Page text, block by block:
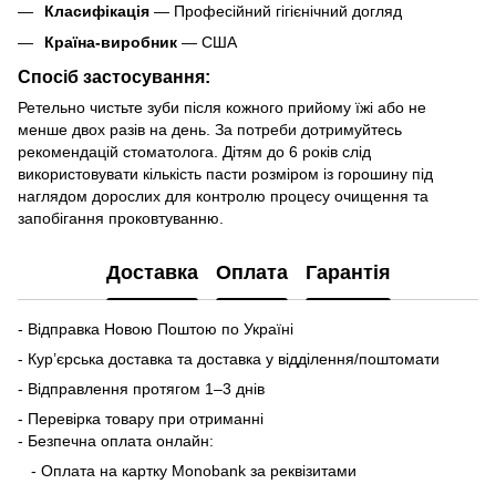
Класифікація — Професійний гігієнічний догляд
Країна-виробник — США
Спосіб застосування:
Ретельно чистьте зуби після кожного прийому їжі або не
менше двох разів на день. За потреби дотримуйтесь
рекомендацій стоматолога. Дітям до 6 років слід
використовувати кількість пасти розміром із горошину під
наглядом дорослих для контролю процесу очищення та
запобігання проковтуванню.
Доставка Оплата Гарантія
- Відправка Новою Поштою по Україні
- Кур’єрська доставка та доставка у відділення/поштомати
- Відправлення протягом 1–3 днів
- Перевірка товару при отриманні
- Безпечна оплата онлайн:
- Оплата на картку Monobank за реквізитами